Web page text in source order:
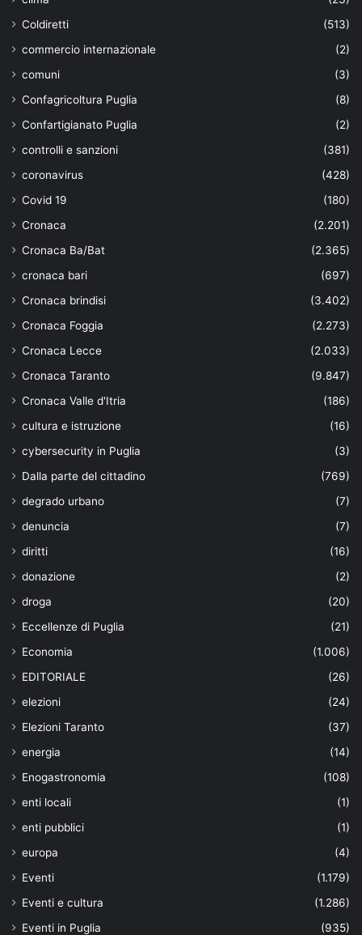
Coldiretti
(513)
commercio internazionale
(2)
comuni
(3)
Confagricoltura Puglia
(8)
Confartigianato Puglia
(2)
controlli e sanzioni
(381)
coronavirus
(428)
Covid 19
(180)
Cronaca
(2.201)
Cronaca Ba/Bat
(2.365)
cronaca bari
(697)
Cronaca brindisi
(3.402)
Cronaca Foggia
(2.273)
Cronaca Lecce
(2.033)
Cronaca Taranto
(9.847)
Cronaca Valle d'Itria
(186)
cultura e istruzione
(16)
cybersecurity in Puglia
(3)
Dalla parte del cittadino
(769)
degrado urbano
(7)
denuncia
(7)
diritti
(16)
donazione
(2)
droga
(20)
Eccellenze di Puglia
(21)
Economia
(1.006)
EDITORIALE
(26)
elezioni
(24)
Elezioni Taranto
(37)
energia
(14)
Enogastronomia
(108)
enti locali
(1)
enti pubblici
(1)
europa
(4)
Eventi
(1.179)
Eventi e cultura
(1.286)
Eventi in Puglia
(935)